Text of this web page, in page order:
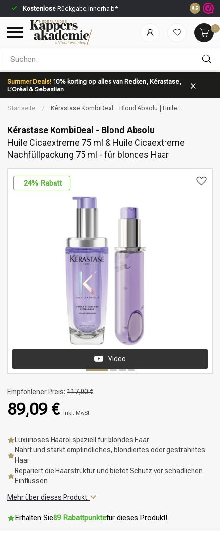
Kostenlose Rückgabe innerhalb* Vor 23:59
8.9
0
Summer Deals! 10% korting op alles van Redken, Kérastase,
L’Oréal & Sebastian
Nach welcher Kategorie suchst du?
Marken Haarpflege
Startseite /
Kérastase KombiDeal - Blond Absolu | Huile
blondes Haar
Kérastase KombiDeal - Blond Absolu
Huile Cicaextreme 75 ml & Huile Cicaextreme
Nachfüllpackung 75 ml - für blondes Haar
24% Rabatt
Video
Empfohlener Preis: 117,00 €
89,09 € Inkl. MwSt.
Luxuriöses Haaröl speziell für blondes Haar
Nährt und stärkt empfindliches, blondiertes oder gesträhntes
Haar
Repariert die Haarstruktur und bietet Schutz vor schädlichen
Einflüssen
Mehr über dieses Produkt.
Erhalten Sie89 Rabattpunktefür dieses Produkt!